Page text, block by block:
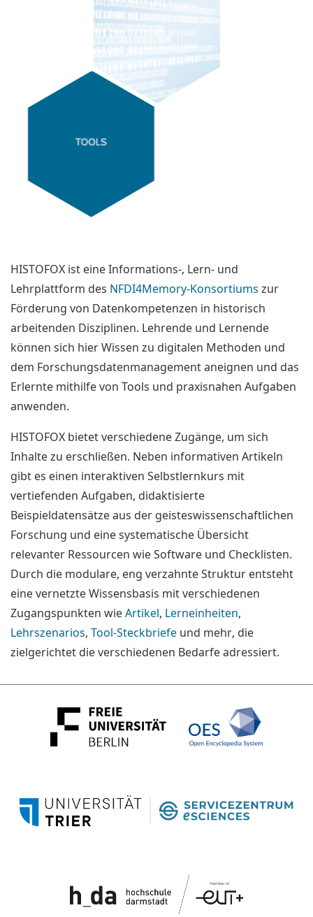
HISTOFOX ist eine Informations-, Lern- und
Lehrplattform des NFDI4Memory-Konsortiums zur
Förderung von Datenkompetenzen in historisch
arbeitenden Disziplinen. Lehrende und Lernende
können sich hier Wissen zu digitalen Methoden und
dem Forschungsdatenmanagement aneignen und das
Erlernte mithilfe von Tools und praxisnahen Aufgaben
anwenden.
HISTOFOX bietet verschiedene Zugänge, um sich
Inhalte zu erschließen. Neben informativen Artikeln
gibt es einen interaktiven Selbstlernkurs mit
vertiefenden Aufgaben, didaktisierte
Beispieldatensätze aus der geisteswissenschaftlichen
Forschung und eine systematische Übersicht
relevanter Ressourcen wie Software und Checklisten.
Durch die modulare, eng verzahnte Struktur entsteht
eine vernetzte Wissensbasis mit verschiedenen
Zugangspunkten wieArtikel, Lerneinheiten,
Lehrszenarios, Tool-Steckbriefe und mehr, die
zielgerichtet die verschiedenen Bedarfe adressiert.